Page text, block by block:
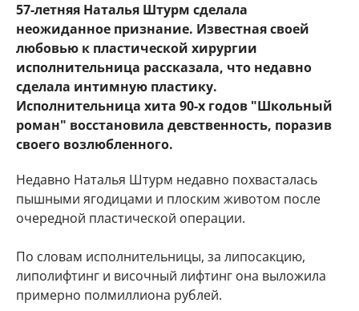
57-летняя Наталья Штурм сделала
неожиданное признание. Известная своей
любовью к пластической хирургии
исполнительница рассказала, что недавно
сделала интимную пластику.
Исполнительница хита 90-х годов "Школьный
роман" восстановила девственность, поразив
своего возлюбленного.
Недавно Наталья Штурм недавно похвасталась
пышными ягодицами и плоским животом после
очередной пластической операции.
По словам исполнительницы, за липосакцию,
липолифтинг и височный лифтинг она выложила
примерно полмиллиона рублей.